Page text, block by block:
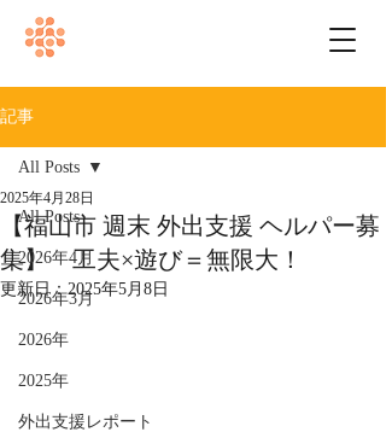
記事
All Posts
2026年4月
2026年3月
2026年
2025年
外出支援レポート
All Posts
【福山市 週末 外出支援 ヘルパー募
集】 工夫×遊び＝無限大！
2025年4月28日
更新日：2025年5月8日